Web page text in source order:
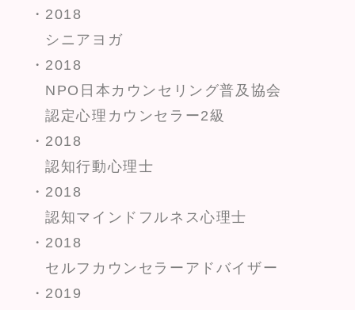
・2018
シニアヨガ
・2018
NPO日本カウンセリング普及協会
認定心理カウンセラー2級
・2018
認知行動心理士
・2018
認知マインドフルネス心理士
・2018
セルフカウンセラーアドバイザー
・2019